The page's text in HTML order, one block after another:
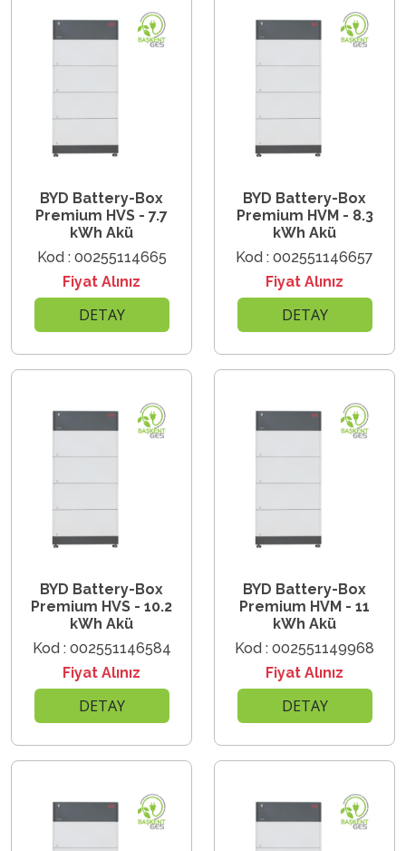
BYD Battery-Box
Premium HVS - 7.7
kWh Akü
Kod : 00255114665
Fiyat Alınız
DETAY
BYD Battery-Box
Premium HVM - 8.3
kWh Akü
Kod : 002551146657
Fiyat Alınız
DETAY
BYD Battery-Box
Premium HVS - 10.2
kWh Akü
Kod : 002551146584
Fiyat Alınız
DETAY
BYD Battery-Box
Premium HVM - 11
kWh Akü
Kod : 002551149968
Fiyat Alınız
DETAY